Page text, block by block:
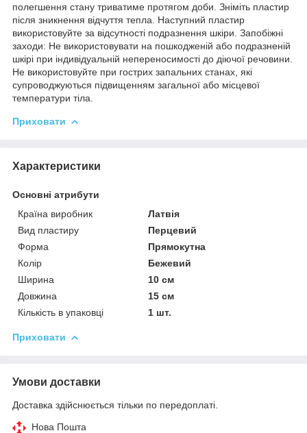
полегшення стану триватиме протягом доби. Зніміть пластир
після зникнення відчуття тепла. Наступний пластир
використовуйте за відсутності подразнення шкіри. Запобіжні
заходи: Не використовувати на пошкодженій або подразненій
шкірі при індивідуальній непереносимості до діючої речовини.
Не використовуйте при гострих запальних станах, які
супроводжуються підвищенням загальної або місцевої
температури тіла.
Приховати
Характеристики
Основні атрибути
Країна виробник
Латвія
Вид пластиру
Перцевий
Форма
Прямокутна
Колір
Бежевий
Ширина
10 см
Довжина
15 см
Кількість в упаковці
1 шт.
Приховати
Умови доставки
Доставка здійснюється тільки по передоплаті.
Нова Пошта